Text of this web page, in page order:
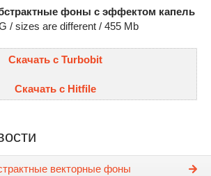
фоны с эффектом капель
/ sizes are different / 455 Mb
Скачать с Turbobit
Скачать с Hitfile
векторные фоны